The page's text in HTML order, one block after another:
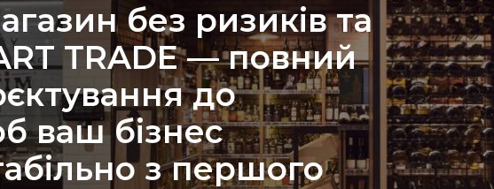
без ризиків та
TRADE — повний
до
ваш бізнес
з першого